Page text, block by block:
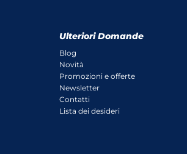
Ulteriori Domande
Blog
Novità
Promozioni e offerte
Newsletter
Contatti
Lista dei desideri